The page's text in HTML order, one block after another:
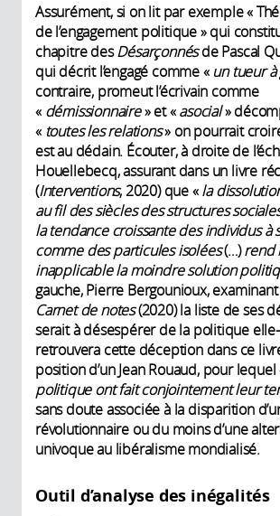
Assurément, si on lit par exemple «
de l’engagement politique » qui
chapitre desDésarçonnésde Pascal
qui décrit l’engagé comme « un tueur à
contraire, promeut l’écrivain comme
« démissionnaire» et «asocial»
« toutes les relations» on pourrait
est au dédain. Écouter, à droite de
Houellebecq, assurant dans un livre
(Interventions, 2020) que «la
au fil des siècles des structures
la tendance croissante des individusà
comme des particules isolées(…)rend
inapplicable la moindre solution
gauche, Pierre Bergounioux,
Carnet de notes(2020) la liste de ses
serait à désespérer de la politique
retrouvera cette déception dans ce
position d’un Jean Rouaud, pour lequel
politique ont fait conjointement leur
sans doute associée à la disparition
révolutionnaire ou du moins d’une
univoque au libéralisme mondialisé.
Outil d’analyse des inégalités